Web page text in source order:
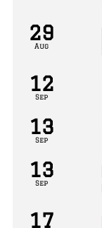
29
Aug
12
Sep
13
Sep
13
Sep
17